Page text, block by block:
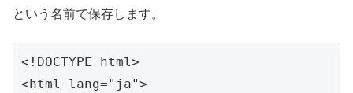
という名前で保存します。
<!DOCTYPE html>
<html lang="ja">